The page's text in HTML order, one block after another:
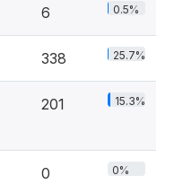
6 0.5%
338 25.7%
201 15.3%
0 0%